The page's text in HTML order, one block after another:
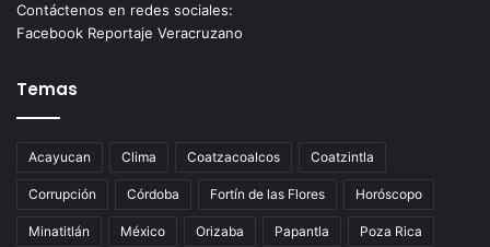
Contáctenos en redes sociales:
Facebook Reportaje Veracruzano
Temas
Acayucan Clima Coatzacoalcos Coatzintla
Corrupción Córdoba Fortín de las Flores Horóscopo
Minatitlán México Orizaba Papantla Poza Rica